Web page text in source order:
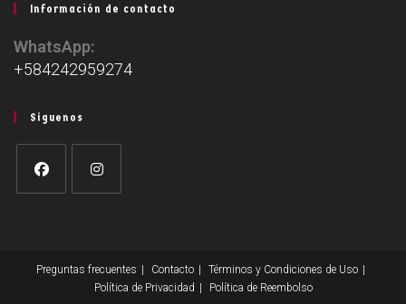
Información de contacto
WhatsApp:
+584242959274
Síguenos
Preguntas frecuentes Contacto
Términos y Condiciones de Uso
Política de Privacidad
Política de Reembolso